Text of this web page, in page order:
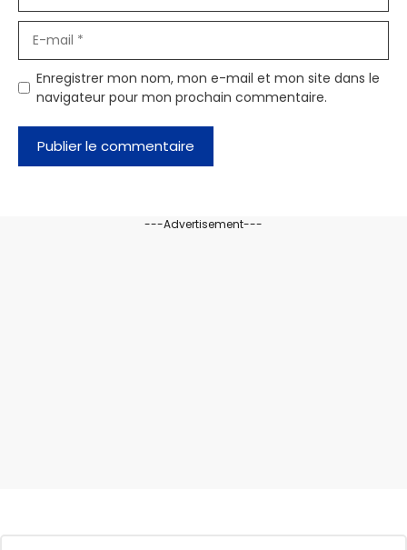
mail
Enregistrer mon nom, mon e-mail et mon site dans le
navigateur pour mon prochain commentaire.
---Advertisement---